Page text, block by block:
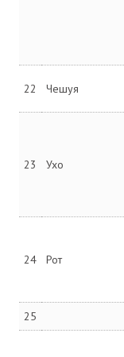
22 Чешуя
23 Ухо
24 Рот
25